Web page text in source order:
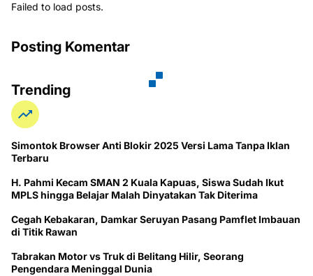
Failed to load posts.
Posting Komentar
Trending
Simontok Browser Anti Blokir 2025 Versi Lama Tanpa Iklan
Terbaru
H. Pahmi Kecam SMAN 2 Kuala Kapuas, Siswa Sudah Ikut
MPLS hingga Belajar Malah Dinyatakan Tak Diterima
Cegah Kebakaran, Damkar Seruyan Pasang Pamflet Imbauan
di Titik Rawan
Tabrakan Motor vs Truk di Belitang Hilir, Seorang
Pengendara Meninggal Dunia